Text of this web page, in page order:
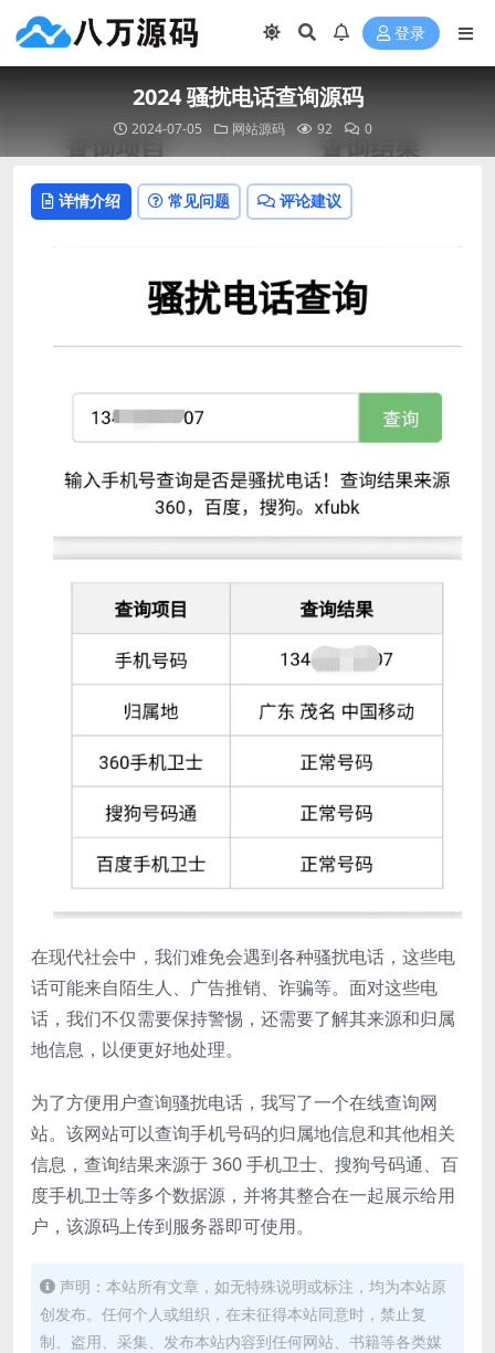
登录
2024 骚扰电话查询源码
2024-07-05 网站源码 92 0
详情介绍 常见问题 评论建议
在现代社会中，我们难免会遇到各种骚扰电话，这些电
话可能来自陌生人、广告推销、诈骗等。面对这些电
话，我们不仅需要保持警惕，还需要了解其来源和归属
地信息，以便更好地处理。
为了方便用户查询骚扰电话，我写了一个在线查询网
站。该网站可以查询手机号码的归属地信息和其他相关
信息，查询结果来源于 360 手机卫士、搜狗号码通、百
度手机卫士等多个数据源，并将其整合在一起展示给用
户，该源码上传到服务器即可使用。
声明：本站所有文章，如无特殊说明或标注，均为本站原
创发布。任何个人或组织，在未征得本站同意时，禁止复
制、盗用、采集、发布本站内容到任何网站、书籍等各类媒